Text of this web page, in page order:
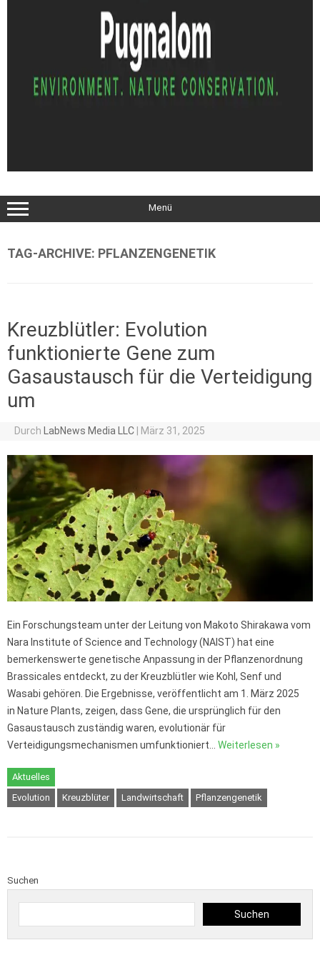
Menü
TAG-ARCHIVE: PFLANZENGENETIK
Kreuzblütler: Evolution
funktionierte Gene zum
Gasaustausch für die Verteidigung
um
Durch LabNews Media LLC März 31, 2025
Ein Forschungsteam unter der Leitung von Makoto Shirakawa vom
Nara Institute of Science and Technology (NAIST) hat eine
bemerkenswerte genetische Anpassung in der Pflanzenordnung
Brassicales entdeckt, zu der Kreuzblütler wie Kohl, Senf und
Wasabi gehören. Die Ergebnisse, veröffentlicht am 1. März 2025
in Nature Plants, zeigen, dass Gene, die ursprünglich für den
Gasaustausch zuständig waren, evolutionär für
Verteidigungsmechanismen umfunktioniert… Weiterlesen »
Aktuelles
Evolution
Kreuzblüter Landwirtschaft Pflanzengenetik
Suchen
Suchen